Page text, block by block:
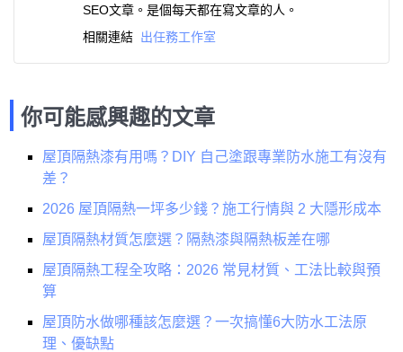
SEO文章。是個每天都在寫文章的人。
相關連結 出任務工作室
你可能感興趣的文章
屋頂隔熱漆有用嗎？DIY 自己塗跟專業防水施工有沒有
差？
2026 屋頂隔熱一坪多少錢？施工行情與 2 大隱形成本
屋頂隔熱材質怎麼選？隔熱漆與隔熱板差在哪
屋頂隔熱工程全攻略：2026 常見材質、工法比較與預
算
屋頂防水做哪種該怎麼選？一次搞懂6大防水工法原
理、優缺點